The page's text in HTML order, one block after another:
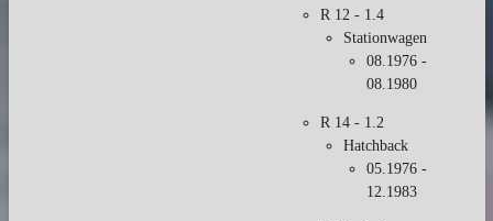
R 12 - 1.4
Stationwagen
08.1976 -
08.1980
R 14 - 1.2
Hatchback
05.1976 -
12.1983